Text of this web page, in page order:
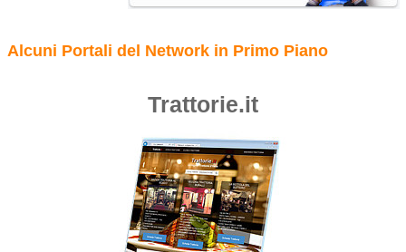
Alcuni Portali del Network in Primo Piano
Trattorie.it